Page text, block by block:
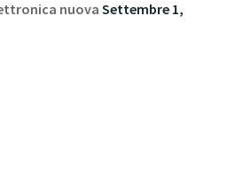
nuova Settembre 1,